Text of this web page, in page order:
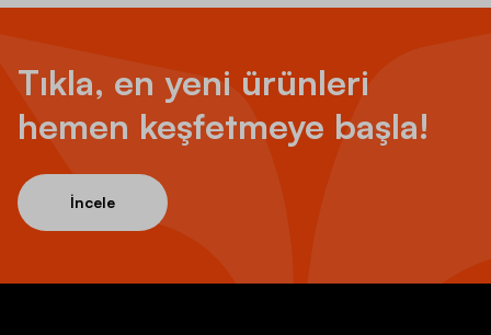
Tıkla, en yeni ürünleri
hemen keşfetmeye başla!
İncele